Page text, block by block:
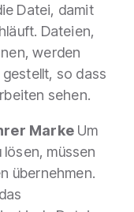
Datei, damit
Dateien,
werden
so dass
sehen.
Marke Um
müssen
übernehmen.